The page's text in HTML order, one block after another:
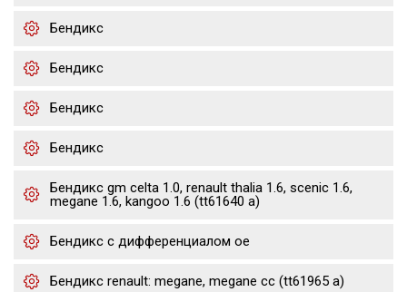
Бендикс
Бендикс
Бендикс
Бендикс
Бендикс gm celta 1.0, renault thalia 1.6, scenic 1.6,
megane 1.6, kangoo 1.6 (tt61640 a)
Бендикс с дифференциалом oe
Бендикс renault: megane, megane cc (tt61965 a)